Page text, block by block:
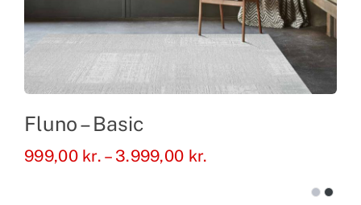
Fluno – Basic
999,00 kr. – 3.999,00 kr.